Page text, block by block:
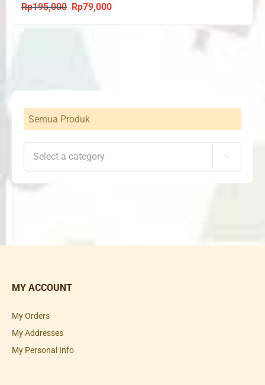
Rp195,000
Original
Rp79,000Current
Semua Produk

MY ACCOUNT
My Orders
My Addresses
My Personal Info